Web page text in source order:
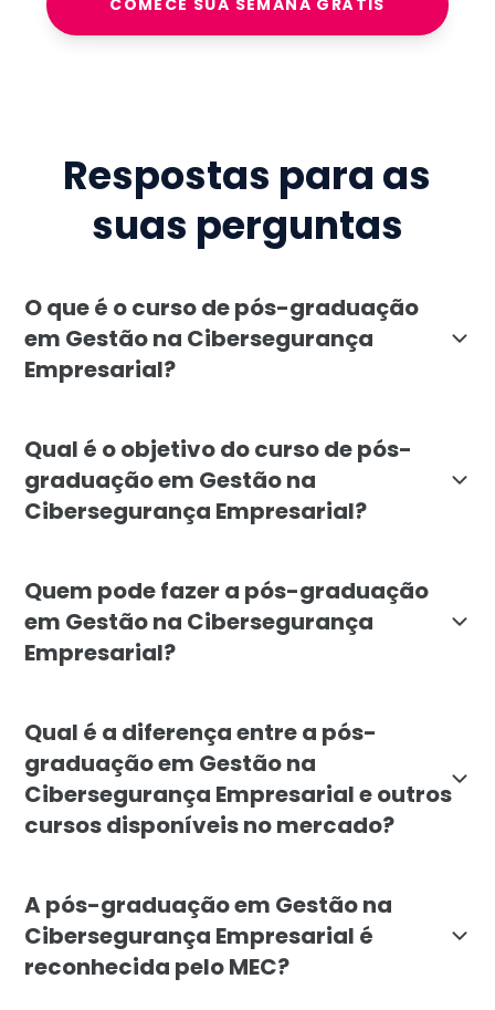
COMECE SUA SEMANA GRÁTIS
Respostas para as
suas perguntas
O que é o curso de pós-graduação
em Gestão na Cibersegurança
Empresarial?
Qual é o objetivo do curso de pós-
graduação em Gestão na
Cibersegurança Empresarial?
Quem pode fazer a pós-graduação
em Gestão na Cibersegurança
Empresarial?
Qual é a diferença entre a pós-
graduação em Gestão na
Cibersegurança Empresarial e outros
cursos disponíveis no mercado?
A pós-graduação em Gestão na
Cibersegurança Empresarial é
reconhecida pelo MEC?